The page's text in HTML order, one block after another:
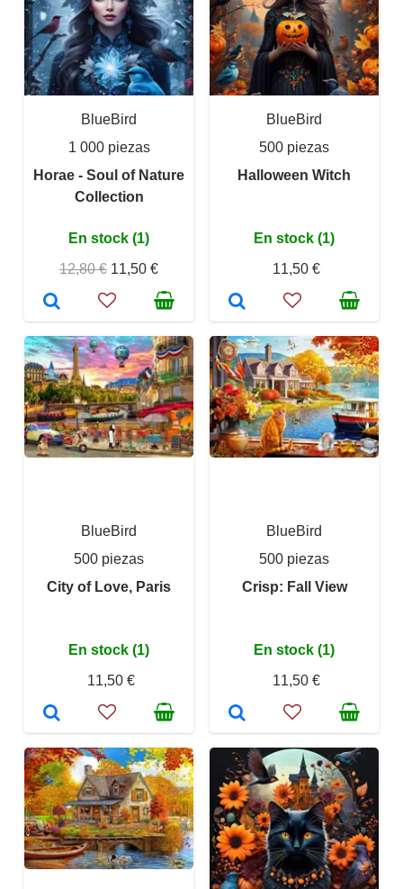
BlueBird
1 000 piezas
Horae - Soul of Nature
Collection
En stock (1)
12,80 € 11,50 €
BlueBird
500 piezas
Halloween Witch
En stock (1)
11,50 €
BlueBird
500 piezas
City of Love, Paris
En stock (1)
11,50 €
BlueBird
500 piezas
Crisp: Fall View
En stock (1)
11,50 €